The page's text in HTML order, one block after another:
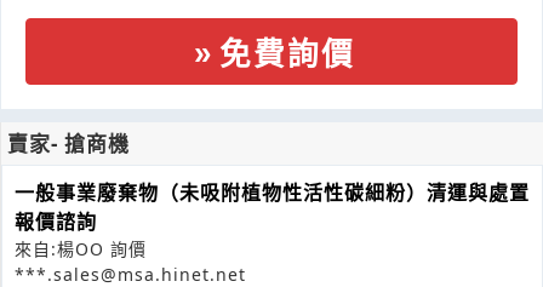
免費詢價
賣家- 搶商機
一般事業廢棄物（未吸附植物性活性碳細粉）清運與處置
報價諮詢
來自:楊OO 詢價
***.sales@msa.hinet.net